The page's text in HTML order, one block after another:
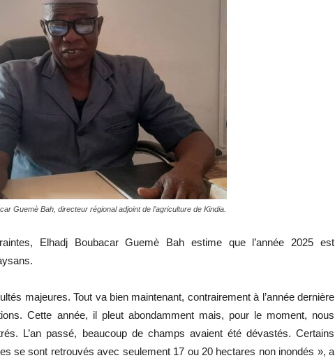
Guemè Bah, directeur régional adjoint de l’agriculture de Kindia.
Elhadj Boubacar Guemè Bah estime que l’année 2025 est
majeures. Tout va bien maintenant, contrairement à l’année dernière
Cette année, il pleut abondamment mais, pour le moment, nous
L’an passé, beaucoup de champs avaient été dévastés. Certains
se sont retrouvés avec seulement 17 ou 20 hectares non inondés », a